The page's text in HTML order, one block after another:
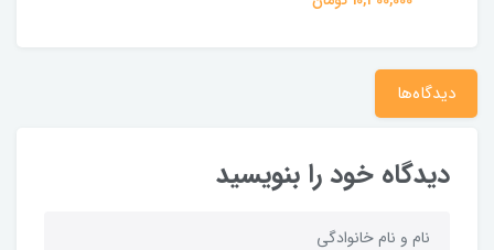
دیدگاه‌ها
دیدگاه خود را بنویسید